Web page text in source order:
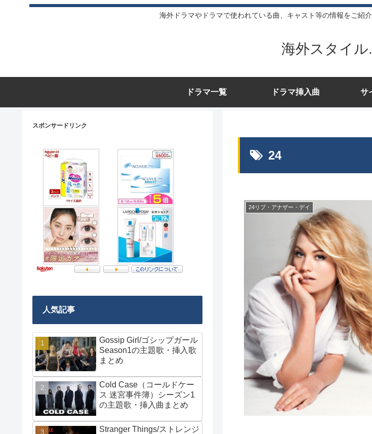
海外ドラマやドラマで使われている曲、キャスト等の情報をご紹
海外スタイル
ドラマ一覧 ドラマ挿入曲 サ
24
24リブ・アナザー・デイ
スポンサードリンク
人気記事
Gossip Girl/ゴシップガール
Season1の主題歌・挿入歌
まとめ
Cold Case（コールドケー
ス 迷宮事件簿）シーズン1
の主題歌・挿入曲まとめ
Stranger Things/ストレンジ